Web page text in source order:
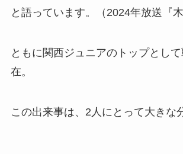
と語っています。（2024年放送『
ともに関西ジュニアのトップとし
在。
この出来事は、2人にとって大きな